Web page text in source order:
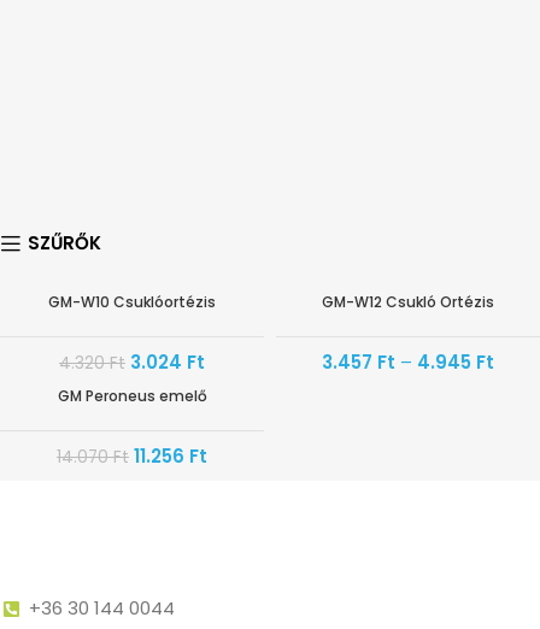
SZŰRŐK
GM-W10 Csuklóortézis
4.320Ft 3.024 Ft
GM-W12 Csukló Ortézis
3.457 Ft – 4.945 Ft
GM Peroneus emelő
14.070Ft 11.256 Ft
+36 30 144 0044